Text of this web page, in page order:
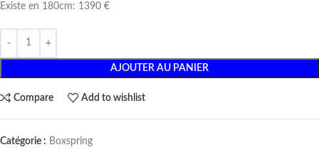
Existe en 180cm: 1390 €
AJOUTER AU PANIER
Compare Add to wishlist
Catégorie : Boxspring